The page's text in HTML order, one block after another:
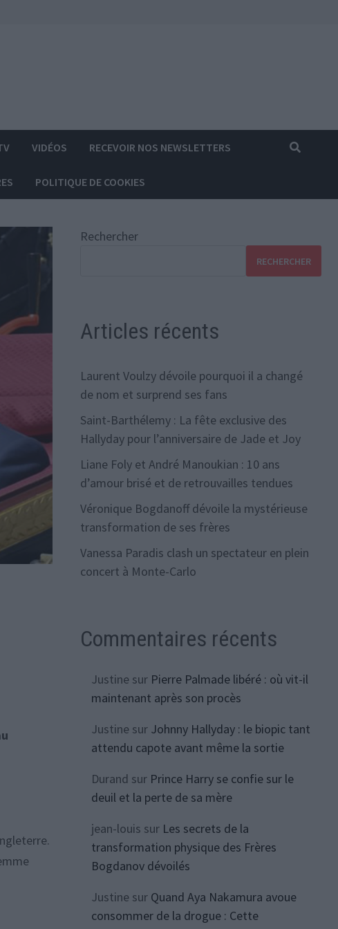
VIDÉOS RECEVOIR NOS NEWSLETTERS
POLITIQUE DE COOKIES
Rechercher
RECHERCHER
Articles récents
Laurent Voulzy dévoile pourquoi il a changé
de nom et surprend ses fans
Saint-Barthélemy : La fête exclusive des
Hallyday pour l’anniversaire de Jade et Joy
Liane Foly et André Manoukian : 10 ans
d’amour brisé et de retrouvailles tendues
Véronique Bogdanoff dévoile la mystérieuse
transformation de ses frères
Vanessa Paradis clash un spectateur en plein
concert à Monte-Carlo
Commentaires récents
Justinesur Pierre Palmade libéré : où vit-il
maintenant après son procès
Justinesur Johnny Hallyday : le biopic tant
attendu capote avant même la sortie
Durand sur Prince Harry se confie sur le
deuil et la perte de sa mère
jean-louis sur Les secrets de la
transformation physique des Frères
Bogdanov dévoilés
Justinesur Quand Aya Nakamura avoue
consommer de la drogue : Cette